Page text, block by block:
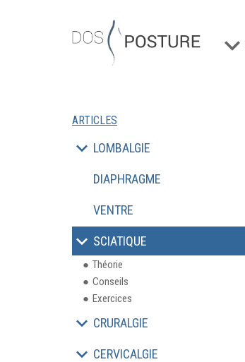
ARTICLES
LOMBALGIE
DIAPHRAGME
VENTRE
SCIATIQUE
Théorie
Conseils
Exercices
CRURALGIE
CERVICALGIE